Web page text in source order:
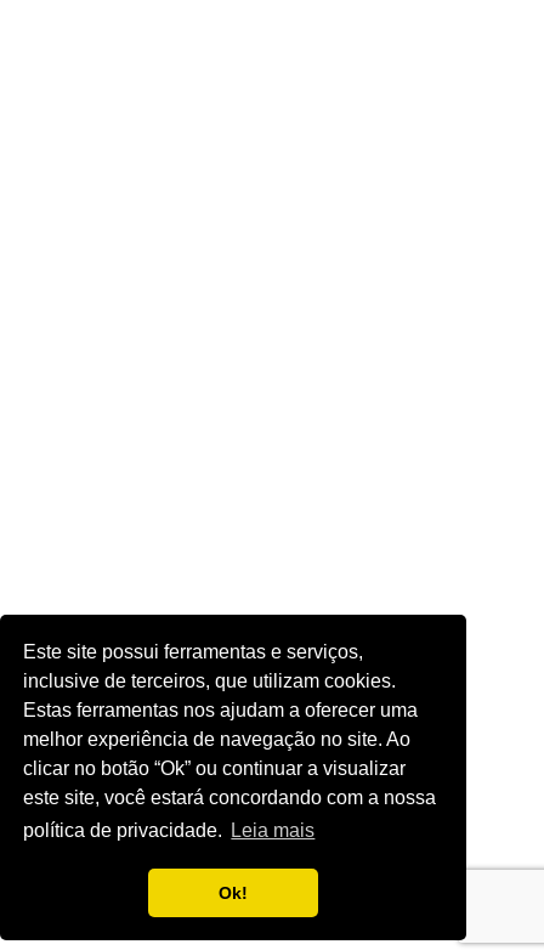
Este site possui ferramentas e serviços,
inclusive de terceiros, que utilizam cookies.
Estas ferramentas nos ajudam a oferecer uma
melhor experiência de navegação no site. Ao
clicar no botão “Ok” ou continuar a visualizar
este site, você estará concordando com a nossa
política de privacidade.
Leia mais
Ok!